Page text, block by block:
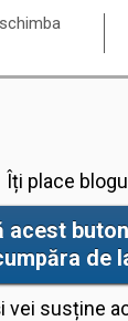
Îți place
acest
de
vei susține